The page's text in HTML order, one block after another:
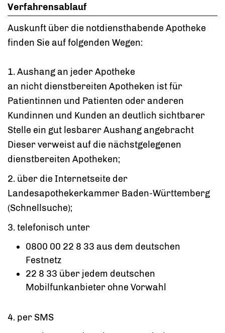
Verfahrensablauf
Auskunft über die notdiensthabende Apotheke
finden Sie auf folgenden Wegen:
1. Aushang an jeder Apotheke
an nicht dienstbereiten Apotheken ist für
Patientinnen und Patienten oder anderen
Kundinnen und Kunden an deutlich sichtbarer
Stelle ein gut lesbarer Aushang angebracht
Dieser verweist auf die nächstgelegenen
dienstbereiten Apotheken;
2. über die Internetseite der
Landesapothekerkammer Baden-Württemberg
(Schnellsuche);
3. telefonisch unter
0800 00 22 8 33 aus dem deutschen
Festnetz
22 8 33 über jedem deutschen
Mobilfunkanbieter ohne Vorwahl
4. per SMS